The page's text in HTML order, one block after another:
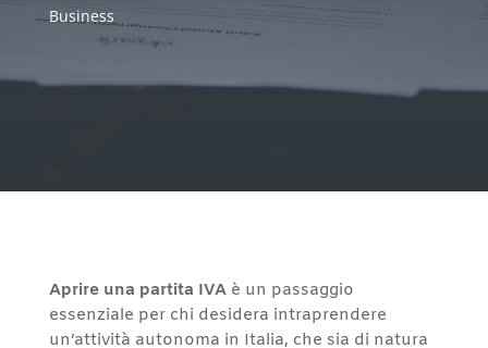
Business
Aprire una partita IVAè un passaggio
essenziale per chi desidera intraprendere
un’attività autonoma in Italia, che sia di natura